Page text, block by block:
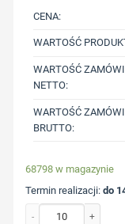
CENA:
WARTOŚĆ
WARTOŚĆ
NETTO:
WARTOŚĆ
BRUTTO:
68798 w magazynie
Termin realizacji:do